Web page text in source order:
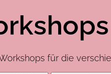
für die